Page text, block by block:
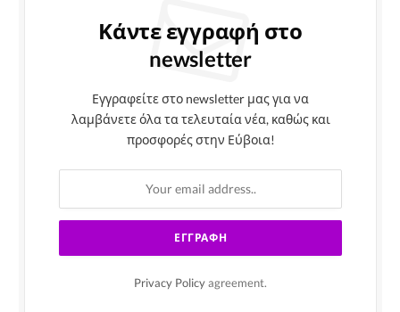
Κάντε εγγραφή στο
newsletter
Εγγραφείτε στο newsletter μας για να
λαμβάνετε όλα τα τελευταία νέα, καθώς και
προσφορές στην Εύβοια!
Privacy Policy agreement.